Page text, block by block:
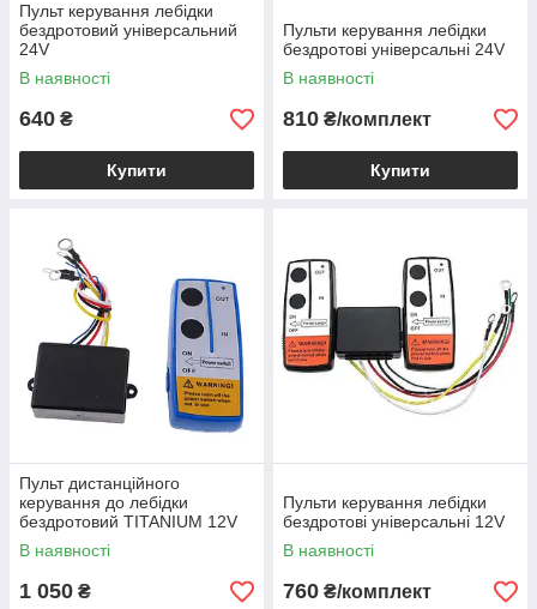
Пульт керування лебідки
бездротовий універсальний
24V
В наявності
640 ₴
Купити
Пульти керування лебідки
бездротові універсальні 24V
В наявності
810 ₴/комплект
Купити
Пульт дистанційного
керування до лебідки
бездротовий TITANIUM 12V
В наявності
1 050 ₴
Пульти керування лебідки
бездротові універсальні 12V
В наявності
760 ₴/комплект